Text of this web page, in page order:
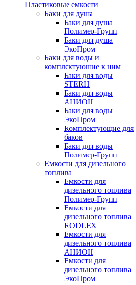
Пластиковые емкости
Баки для душа
Баки для душа
Полимер-Групп
Баки для душа
ЭкоПром
Баки для воды и
комплектующие к ним
Баки для воды
STERH
Баки для воды
АНИОН
Баки для воды
ЭкоПром
Комплектующие для
баков
Баки для воды
Полимер-Групп
Емкости для дизельного
топлива
Емкости для
дизельного топлива
Полимер-Групп
Емкости для
дизельного топлива
RODLEX
Емкости для
дизельного топлива
АНИОН
Емкости для
дизельного топлива
ЭкоПром